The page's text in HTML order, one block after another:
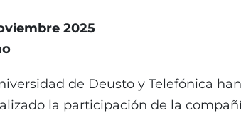
2025
de Deusto y Telefónica
la participación de la